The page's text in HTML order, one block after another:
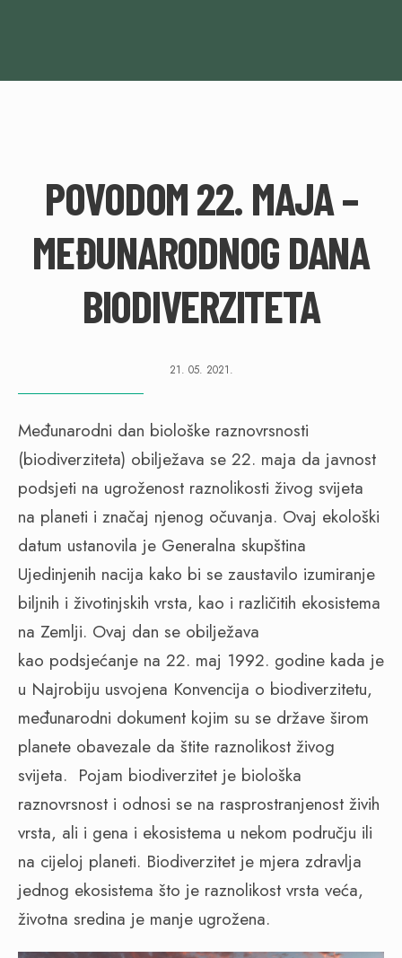
POVODOM 22. MAJA –
MEĐUNARODNOG DANA
BIODIVERZITETA
21. 05. 2021.
Međunarodni dan biološke raznovrsnosti
(biodiverziteta) obilježava se 22. maja da javnost
podsjeti na ugroženost raznolikosti živog svijeta
na planeti i značaj njenog očuvanja. Ovaj ekološki
datum ustanovila je Generalna skupština
Ujedinjenih nacija kako bi se zaustavilo izumiranje
biljnih i životinjskih vrsta, kao i različitih ekosistema
na Zemlji. Ovaj dan se obilježava
kao podsjećanje na 22. maj 1992. godine kada je
u Najrobiju usvojena Konvencija o biodiverzitetu,
međunarodni dokument kojim su se države širom
planete obavezale da štite raznolikost živog
svijeta. Pojam biodiverzitet je biološka
raznovrsnost i odnosi se na rasprostranjenost živih
vrsta, ali i gena i ekosistema u nekom području ili
na cijeloj planeti. Biodiverzitet je mjera zdravlja
jednog ekosistema što je raznolikost vrsta veća,
životna sredina je manje ugrožena.